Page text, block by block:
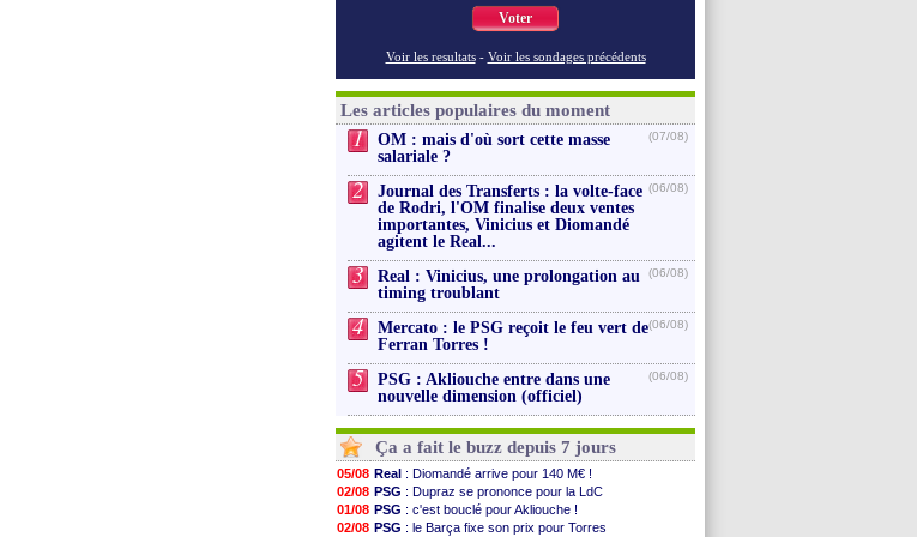
Voter
Voir les resultats - Voir les sondages précédents
Les articles populaires du moment
1
OM : mais d'où sort cette masse
salariale ?
(07/08)
2
Journal des Transferts : la volte-face
de Rodri, l'OM finalise deux ventes
importantes, Vinicius et Diomandé
agitent le Real...
(06/08)
3
Real : Vinicius, une prolongation au
timing troublant
(06/08)
4
Mercato : le PSG reçoit le feu vert de
Ferran Torres !
(06/08)
5
PSG : Akliouche entre dans une
nouvelle dimension (officiel)
(06/08)
Ça a fait le buzz depuis 7 jours
05/08 Real : Diomandé arrive pour 140 M€ !
02/08 PSG : Dupraz se prononce pour la LdC
01/08 PSG : c'est bouclé pour Akliouche !
02/08 PSG : le Barça fixe son prix pour Torres